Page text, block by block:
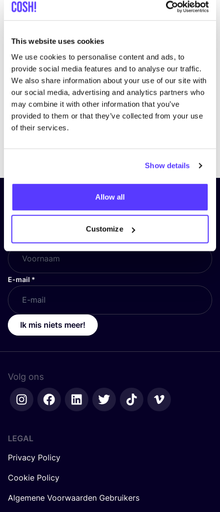
This website uses cookies
We use cookies to personalise content and ads, to
provide social media features and to analyse our traffic.
We also share information about your use of our site with
our social media, advertising and analytics partners who
may combine it with other information that you’ve
provided to them or that they’ve collected from your use
of their services.
Show details
Allow all
Customize
Bezoek website
Schrijf je in op onze nieuwsbrief
en blijf op de hoogte!
E-mail *
Ik mis niets meer!
Volg ons
LEGAL
Privacy Policy
Cookie Policy
Algemene Voorwaarden Gebruikers